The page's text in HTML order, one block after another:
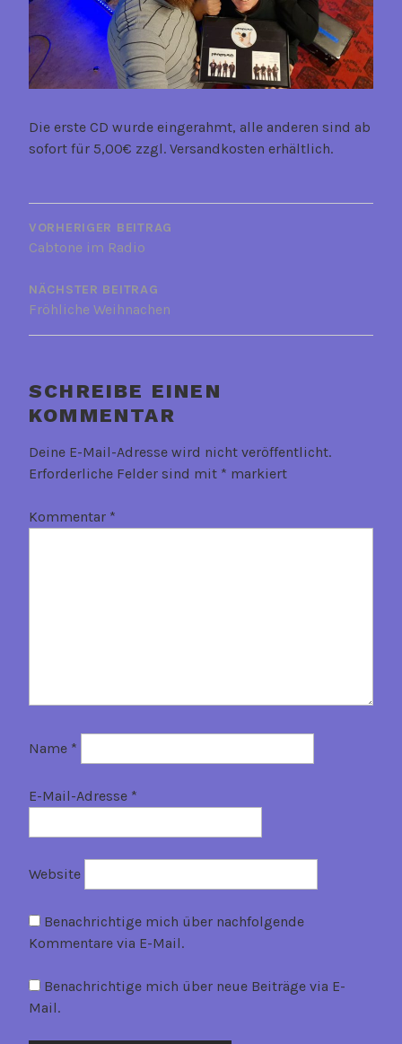
i
i
s
r
a
Die erste CD wurde eingerahmt, alle anderen sind ab
sofort für 5,00€ zzgl. Versandkosten erhältlich.
BEITRAGSNAVIGATION
VORHERIGER BEITRAG
Cabtone im Radio
NÄCHSTER BEITRAG
Fröhliche Weihnachen
SCHREIBE EINEN
KOMMENTAR
Deine E-Mail-Adresse wird nicht veröffentlicht.
Erforderliche Felder sind mit * markiert
Kommentar *
Name *
E-Mail-Adresse *
Website
Benachrichtige mich über nachfolgende
Kommentare via E-Mail.
Benachrichtige mich über neue Beiträge via E-
Mail.